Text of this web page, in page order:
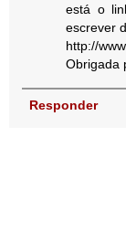
está o
escrever
http://
Obrigada
Responder